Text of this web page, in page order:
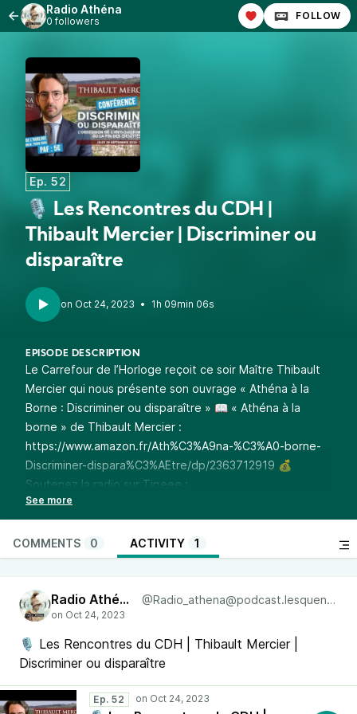
Radio Athéna
0 followers FOLLOW
Ep. 52
🎙 Les Rencontres du CDH |
Thibault Mercier | Discriminer ou
disparaître
• 1h 09min 06s
EPISODE DESCRIPTION
Le Carrefour de l’Horloge reçoit ce soir Maître Thibault
Mercier qui nous présente son ouvrage « Athéna à la
Borne : Discriminer ou disparaître » 📖 « Athéna à la
borne » de Thibault Mercier :
https://www.amazon.fr/Ath%C3%A9na-%C3%A0-borne-
Discriminer-dispara%C3%AEtre/dp/2363712919 💰
Soutenez la radio sur Tipeee :
https://fr.tipeee.com/radio-athena
sur Telegram :https://t.me/lesquenPNL🎧 Réécoutez
l’émission à la demande sur Soundcloud :
https://soundcloud.com/radioathena
COMMENTS 0 ACTIVITY 1
Radio Athéna @Radio_athena@podcast.lesquen.fr
🎙 Les Rencontres du CDH | Thibault Mercier |
Discriminer ou disparaître
Ep. 52